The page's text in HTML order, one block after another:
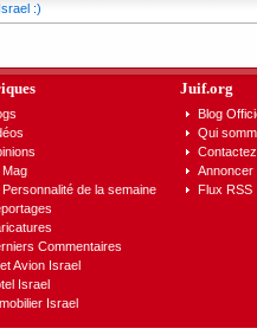
:)
Mag
Personnalité de la semaine
Commentaires
Avion Israel
Israel
Israel
Juif.org
Blog
Qui
Annoncer
Flux RSS